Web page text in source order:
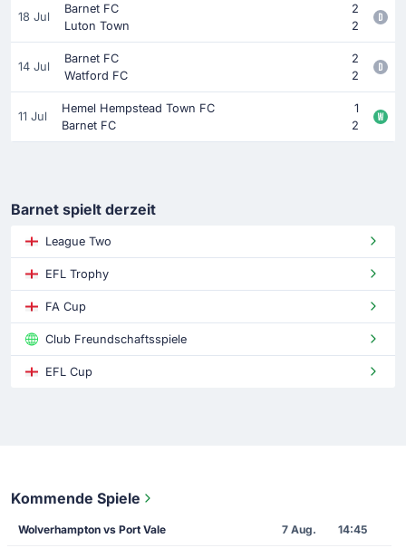
18 Jul
Barnet FC
2
Luton Town
2
14 Jul
Barnet FC
2
Watford FC
2
11 Jul
Hemel Hempstead Town FC
1
Barnet FC
2
Barnet spielt derzeit
League Two
EFL Trophy
FA Cup
Club Freundschaftsspiele
EFL Cup
Kommende Spiele
Wolverhampton vs Port Vale 7 Aug. 14:45